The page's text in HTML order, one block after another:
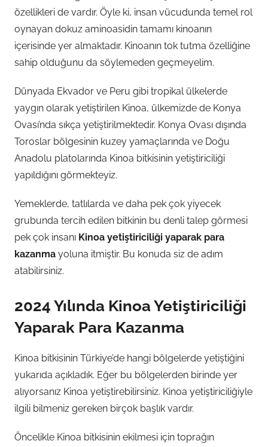
özellikleri de vardır. Öyle ki, insan vücudunda temel rol
oynayan dokuz aminoasidin tamamı kinoanın
içerisinde yer almaktadır. Kinoanın tok tutma özelliğine
sahip olduğunu da söylemeden geçmeyelim.
Dünyada Ekvador ve Peru gibi tropikal ülkelerde
yaygın olarak yetiştirilen Kinoa, ülkemizde de Konya
Ovası’nda sıkça yetiştirilmektedir. Konya Ovası dışında
Toroslar bölgesinin kuzey yamaçlarında ve Doğu
Anadolu platolarında Kinoa bitkisinin yetiştiriciliği
yapıldığını görmekteyiz.
Yemeklerde, tatlılarda ve daha pek çok yiyecek
grubunda tercih edilen bitkinin bu denli talep görmesi
pek çok insanı Kinoa yetiştiriciliği yaparak para
kazanma yoluna itmiştir. Bu konuda siz de adım
atabilirsiniz.
2024 Yılında Kinoa Yetiştiriciliği
Yaparak Para Kazanma
Kinoa bitkisinin Türkiye’de hangi bölgelerde yetiştiğini
yukarıda açıkladık. Eğer bu bölgelerden birinde yer
alıyorsanız Kinoa yetiştirebilirsiniz. Kinoa yetiştiriciliğiyle
ilgili bilmeniz gereken birçok başlık vardır.
Öncelikle Kinoa bitkisinin ekilmesi için toprağın